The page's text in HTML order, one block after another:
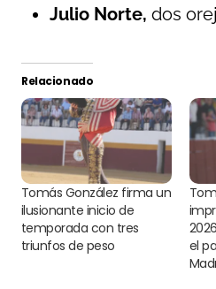
Julio Norte, dos
Relacionado
Tomás González firma un
ilusionante inicio de
temporada con tres
triunfos de peso
el